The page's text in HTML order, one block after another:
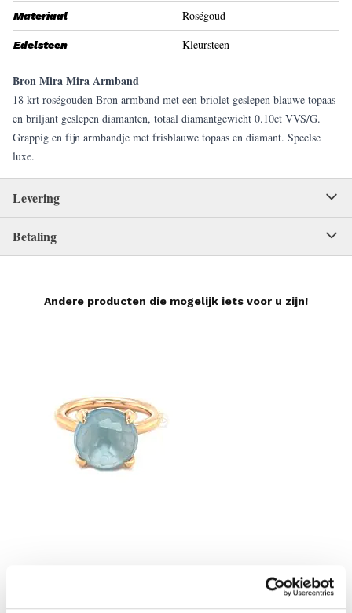
Materiaal Roségoud
Edelsteen Kleursteen
Bron Mira Mira Armband
18 krt roségouden Bron armband met een briolet geslepen blauwe topaas
en briljant geslepen diamanten, totaal diamantgewicht 0.10ct VVS/G.
Grappig en fijn armbandje met frisblauwe topaas en diamant. Speelse
luxe.
Levering
Betaling
Andere producten die mogelijk iets voor u zijn!